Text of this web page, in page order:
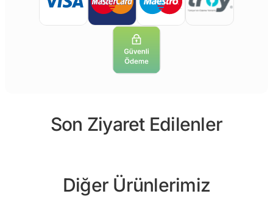
Son Ziyaret Edilenler
Diğer Ürünlerimiz